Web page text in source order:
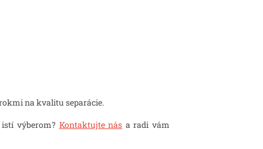
na kvalitu separácie.
výberom? Kontaktujte nás a radi vám